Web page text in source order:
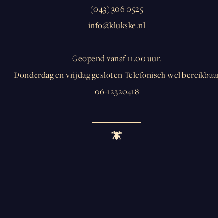
(043) 306 0525
info@klukske.nl
Geopend vanaf 11.00 uur.
Donderdag en vrijdag gesloten Telefonisch wel
06-12320418